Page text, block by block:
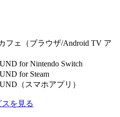
フェ（ブラウザ/Android TV ア
for Nintendo Switch
for Steam
（スマホアプリ）
を見る